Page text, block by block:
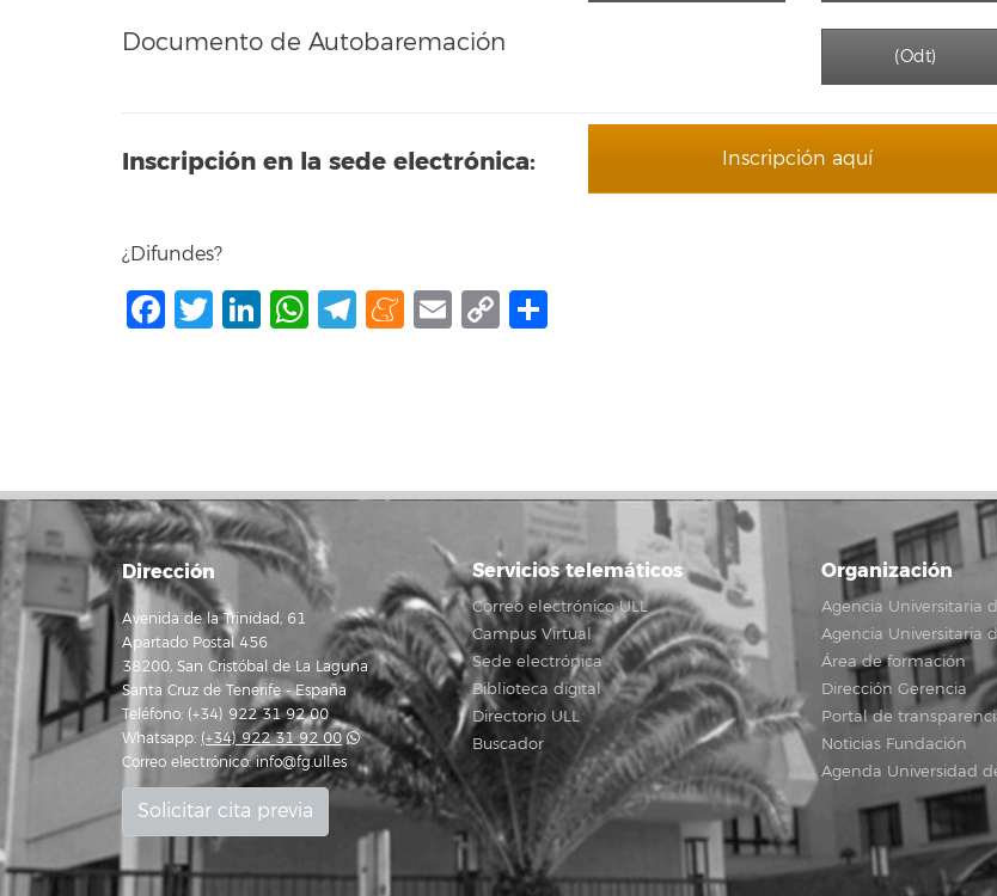
Documento de Autobaremación
(Odt)
Inscripción en la sede electrónica: Inscripción aquí
¿Difundes?
Facebook
Twitter
LinkedIn
WhatsApp
Telegram
Meneame
Email
Copy
Dirección
Avenida de la Trinidad, 61
Apartado Postal 456
38200, San Cristóbal de La Laguna
Santa Cruz de Tenerife - España
Teléfono: (+34) 922 31 92 00
Whatsapp: (+34) 922 31 92 00
Correo electrónico:info@fg.ull.es
Solicitar cita previa
Servicios telemáticos
Correo electrónico ULL
Campus Virtual
Sede electrónica
Biblioteca digital
Directorio ULL
Buscador
Organización
Agencia Universitaria
Agencia Universitaria
Área de formación
Dirección Gerencia
Portal de
Noticias Fundación
Agenda Universidad